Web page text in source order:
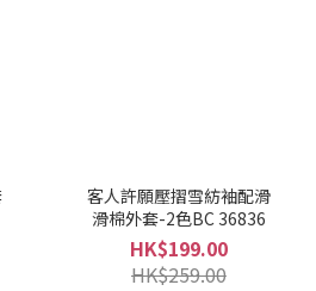
客人許願壓摺雪紡袖配滑
滑棉外套-2色BC 36836
HK$199.00
HK$259.00